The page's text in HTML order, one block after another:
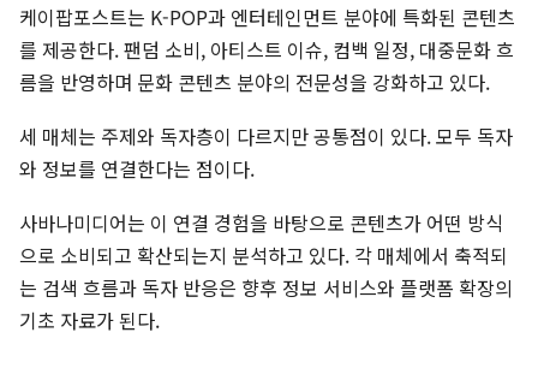
케이팝포스트는 K-POP과 엔터테인먼트 분야에 특화된 콘텐츠
를 제공한다. 팬덤 소비, 아티스트 이슈, 컴백 일정, 대중문화 흐
름을 반영하며 문화 콘텐츠 분야의 전문성을 강화하고 있다.
세 매체는 주제와 독자층이 다르지만 공통점이 있다. 모두 독자
와 정보를 연결한다는 점이다.
사바나미디어는 이 연결 경험을 바탕으로 콘텐츠가 어떤 방식
으로 소비되고 확산되는지 분석하고 있다. 각 매체에서 축적되
는 검색 흐름과 독자 반응은 향후 정보 서비스와 플랫폼 확장의
기초 자료가 된다.